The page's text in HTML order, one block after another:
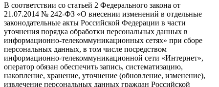
В соответствии со статьей 2 Федерального закона от
21.07.2014 № 242-ФЗ «О внесении изменений в отдельные
законодательные акты Российской Федерации в части
уточнения порядка обработки персональных данных в
информационно-телекоммуникационных сетях» при сборе
персональных данных, в том числе посредством
информационно-телекоммуникационной сети «Интернет»,
оператор обязан обеспечить запись, систематизацию,
накопление, хранение, уточнение (обновление, изменение),
извлечение персональных данных граждан Российской